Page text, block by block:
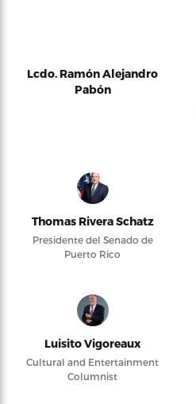
Lcdo. Ramón Alejandro
Pabón
Thomas Rivera Schatz
Presidente del Senado de
Puerto Rico
Luisito Vigoreaux
Cultural and Entertainment
Columnist